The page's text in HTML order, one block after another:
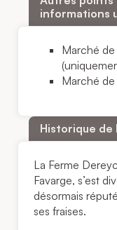
informations
Marché
Marché
Historique de
La Ferme
Favarge, s’est
désormais
ses fraises.